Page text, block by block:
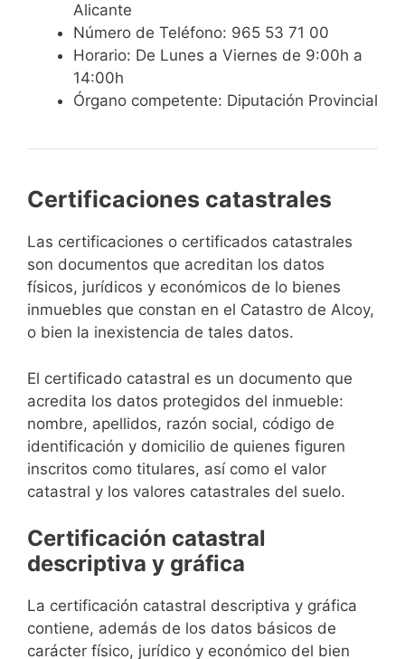
Alicante
Número de Teléfono: 965 53 71 00
Horario: De Lunes a Viernes de 9:00h a
14:00h
Órgano competente: Diputación Provincial
Certificaciones catastrales
Las certificaciones o certificados catastrales
son documentos que acreditan los datos
físicos, jurídicos y económicos de lo bienes
inmuebles que constan en el Catastro de Alcoy,
o bien la inexistencia de tales datos.
El certificado catastral es un documento que
acredita los datos protegidos del inmueble:
nombre, apellidos, razón social, código de
identificación y domicilio de quienes figuren
inscritos como titulares, así como el valor
catastral y los valores catastrales del suelo.
Certificación catastral
descriptiva y gráfica
La certificación catastral descriptiva y gráfica
contiene, además de los datos básicos de
carácter físico, jurídico y económico del bien